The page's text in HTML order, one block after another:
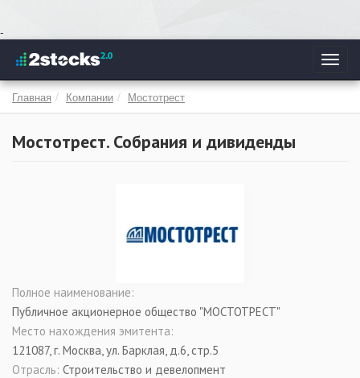
Перейти
основному
содержанию
-
Главная Компании Мостотрест
Мостотрест. Собрания и дивиденды
Полное наименование:
Публичное акционерное общество "МОСТОТРЕСТ"
Место нахождения эмитента:
121087, г. Москва, ул. Барклая, д.6, стр.5
Отрасль: Строительство и девелопмент